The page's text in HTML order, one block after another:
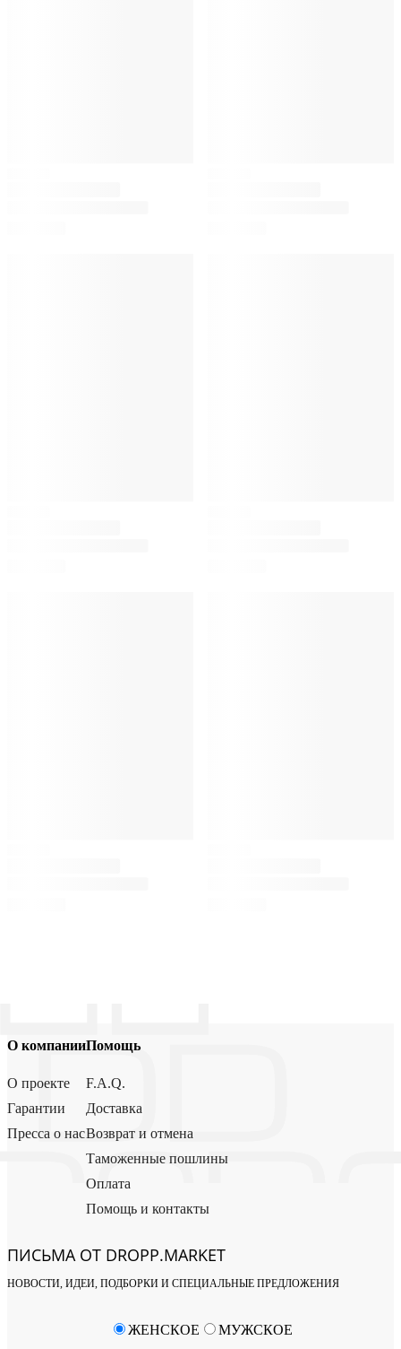
О компании
О проекте
Гарантии
Пресса о нас
Помощь
F.A.Q.
Доставка
Возврат и отмена
Таможенные пошлины
Оплата
Помощь и контакты
ПИСЬМА ОТ DROPP.MARKET
НОВОСТИ, ИДЕИ, ПОДБОРКИ И СПЕЦИАЛЬНЫЕ ПРЕДЛОЖЕНИЯ
ЖЕНСКОЕ МУЖСКОЕ